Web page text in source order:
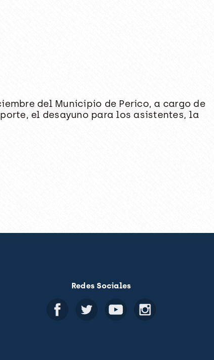
del Municipio de Perico, a cargo de
el desayuno para los asistentes, la
Redes Sociales